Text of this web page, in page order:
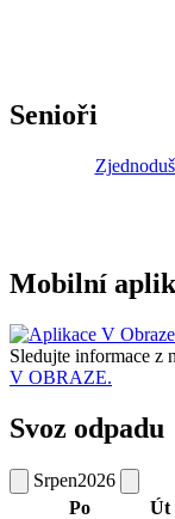
Senioři
Mobilní
Sledujte informace z
V OBRAZE.
Svoz odpadu
Srpen2026
Po
Út